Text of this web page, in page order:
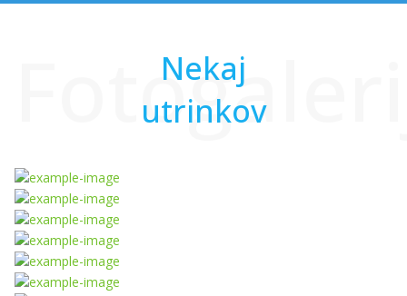
Nekaj
utrinkov